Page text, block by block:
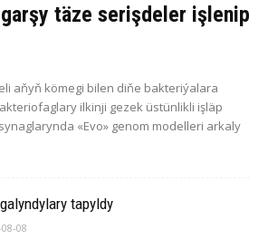
täze serişdeler işlenip
aňyň kömegi bilen diňe bakteriýalara
ilkinji gezek üstünlikli işläp
«Evo» genom modelleri arkaly
tapyldy
08